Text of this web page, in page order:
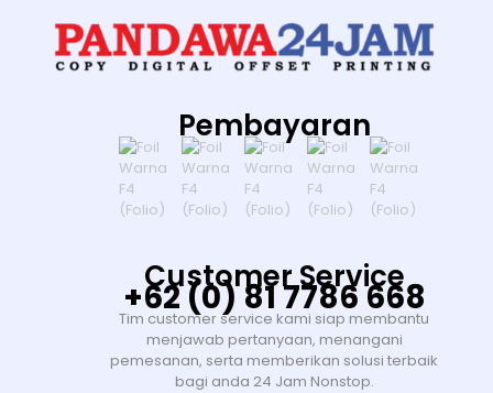
Pembayaran
Customer Service
+62 (0) 81 7786 668
Tim customer service kami siap membantu
menjawab pertanyaan, menangani
pemesanan, serta memberikan solusi terbaik
bagi anda 24 Jam Nonstop.